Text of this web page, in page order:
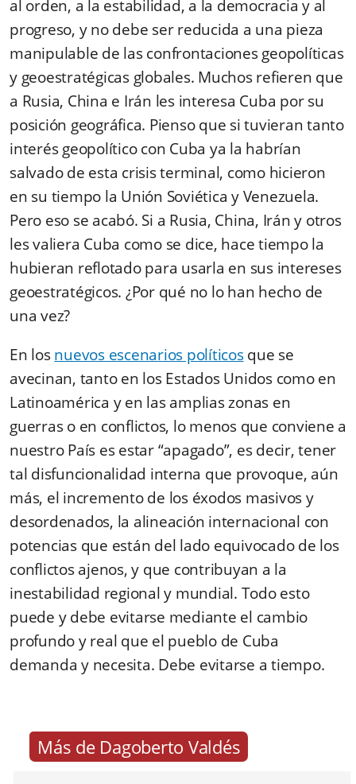
al orden, a la estabilidad, a la democracia y al
progreso, y no debe ser reducida a una pieza
manipulable de las confrontaciones geopolíticas
y geoestratégicas globales. Muchos refieren que
a Rusia, China e Irán les interesa Cuba por su
posición geográfica. Pienso que si tuvieran tanto
interés geopolítico con Cuba ya la habrían
salvado de esta crisis terminal, como hicieron
en su tiempo la Unión Soviética y Venezuela.
Pero eso se acabó. Si a Rusia, China, Irán y otros
les valiera Cuba como se dice, hace tiempo la
hubieran reflotado para usarla en sus intereses
geoestratégicos. ¿Por qué no lo han hecho de
una vez?
En losnuevos escenarios políticosque se
avecinan, tanto en los Estados Unidos como en
Latinoamérica y en las amplias zonas en
guerras o en conflictos, lo menos que conviene a
nuestro País es estar “apagado”, es decir, tener
tal disfuncionalidad interna que provoque, aún
más, el incremento de los éxodos masivos y
desordenados, la alineación internacional con
potencias que están del lado equivocado de los
conflictos ajenos, y que contribuyan a la
inestabilidad regional y mundial. Todo esto
puede y debe evitarse mediante el cambio
profundo y real que el pueblo de Cuba
demanda y necesita. Debe evitarse a tiempo.
Más de Dagoberto Valdés